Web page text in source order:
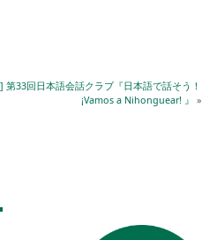
第33回日本語会話クラブ『日本語で話そう！
¡Vamos a Nihonguear! 』 »